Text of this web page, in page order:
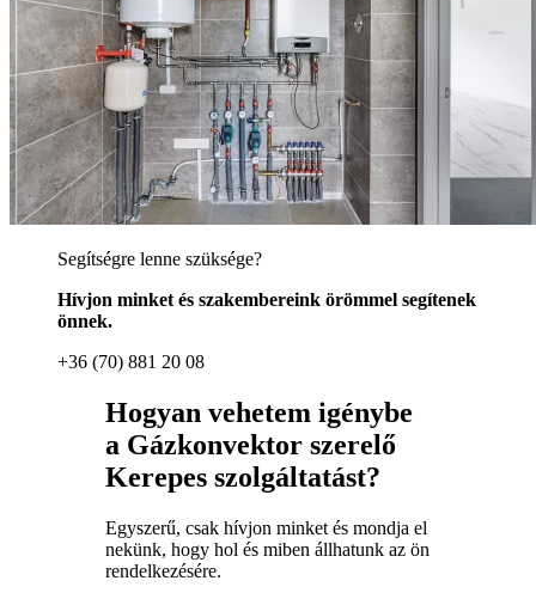
Segítségre lenne szüksége?
Hívjon minket és szakembereink örömmel segítenek
önnek.
+36 (70) 881 20 08
Hogyan vehetem igénybe
a Gázkonvektor szerelő
Kerepes szolgáltatást?
Egyszerű, csak hívjon minket és mondja el
nekünk, hogy hol és miben állhatunk az ön
rendelkezésére.